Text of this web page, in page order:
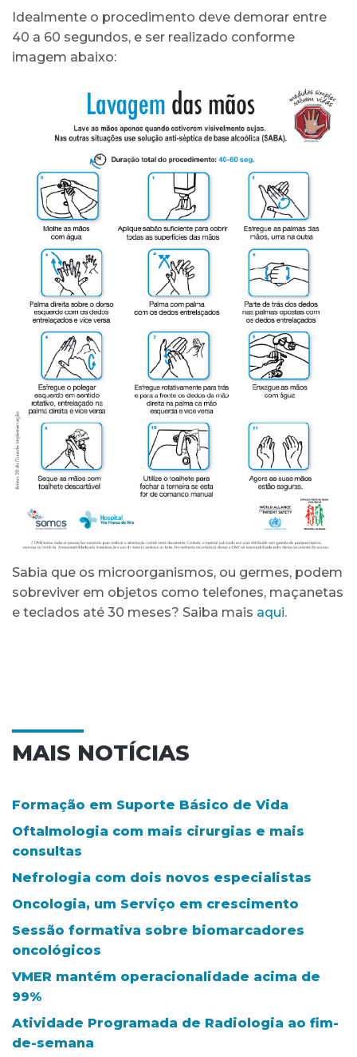
Idealmente o procedimento deve demorar entre
40 a 60 segundos, e ser realizado conforme
imagem abaixo:
Sabia que os microorganismos, ou germes, podem
sobreviver em objetos como telefones, maçanetas
e teclados até 30 meses? Saiba mais aqui.
MAIS NOTÍCIAS
Formação em Suporte Básico de Vida
Oftalmologia com mais cirurgias e mais
consultas
Nefrologia com dois novos especialistas
Oncologia, um Serviço em crescimento
Sessão formativa sobre biomarcadores
oncológicos
VMER mantém operacionalidade acima de
99%
Atividade Programada de Radiologia ao fim-
de-semana